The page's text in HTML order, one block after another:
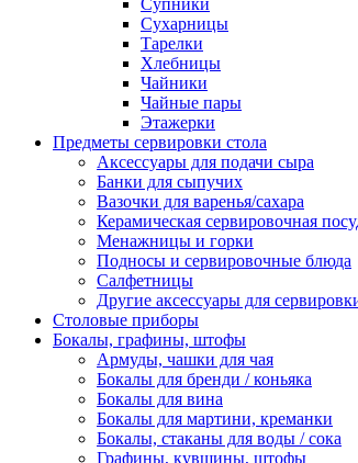
Супники
Сухарницы
Тарелки
Хлебницы
Чайники
Чайные пары
Этажерки
Предметы сервировки стола
Аксессуары для подачи сыра
Банки для сыпучих
Вазочки для варенья/сахара
Керамическая сервировочная
Менажницы и горки
Подносы и сервировочные блюда
Салфетницы
Другие аксессуары для
Столовые приборы
Бокалы, графины, штофы
Армуды, чашки для чая
Бокалы для бренди / коньяка
Бокалы для вина
Бокалы для мартини, креманки
Бокалы, стаканы для воды / сока
Графины, кувшины, штофы